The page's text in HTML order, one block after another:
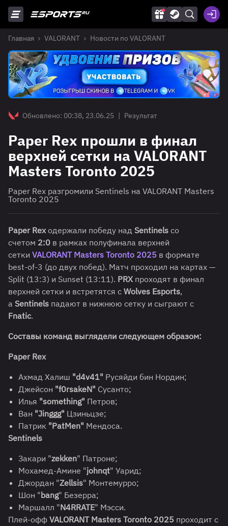
Главная VALORANT Новости по VALORANT
Обновлено: 00:38, 23.06.25 | Результат
Paper Rex прошли в финал
верхней сетки на VALORANT
Masters Toronto 2025
Paper Rex разгромили Sentinels на VALORANT Masters
Toronto 2025
Paper Rexодержали победу над Sentinels со
счетом 2:0 в рамках полуфинала верхней
сетки VALORANT Masters Toronto 2025 в формате
best-of-3 (до двух побед). Матч проходил на картах —
Split (13:3) и Sunset (13:11). PRX проходят в финал
верхней сетки и встретятся с Wolves Esports,
а Sentinels падают в нижнюю сетку и сыграют с
Fnatic.
Составы команд выглядели следующем образом:
Paper Rex
Ахмад Халиш "d4v41" Русяйди бин Нордин;
Джейсон "f0rsakeN" Сусанто;
Илья "something" Петров;
Ван "Jinggg" Цзиньцзе;
Патрик "PatMen" Мендоса.
Sentinels
Закари "zekken" Патроне;
Мохамед-Амине "johnqt" Уарид;
Джордан "Zellsis" Монтемурро;
Шон "bang" Безерра;
Маршалл "N4RRATE" Мэсси.
Плей-офф VALORANT Masters Toronto 2025 проходит с